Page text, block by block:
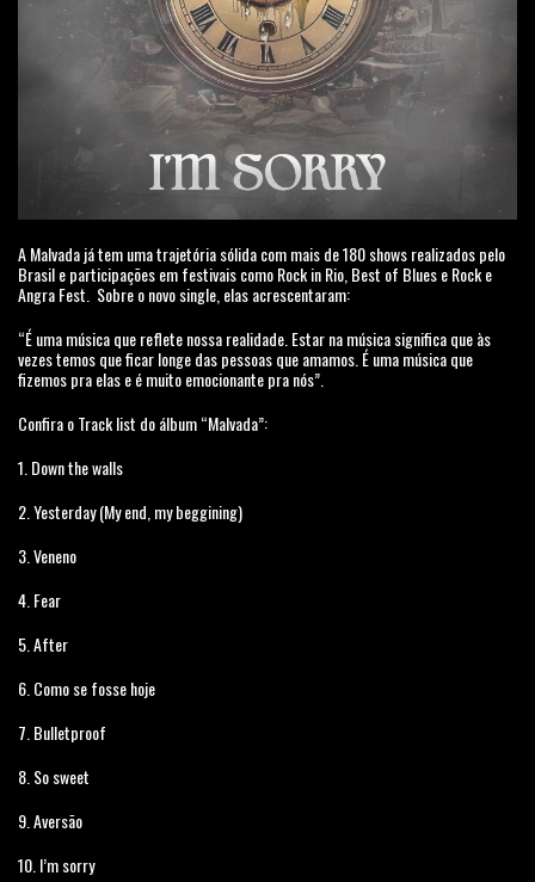
A Malvada já tem uma trajetória sólida com mais de 180 shows realizados pelo
Brasil e participações em festivais como Rock in Rio, Best of Blues e Rock e
Angra Fest. Sobre o novo single, elas acrescentaram:
“É uma música que reflete nossa realidade. Estar na música significa que às
vezes temos que ficar longe das pessoas que amamos. É uma música que
fizemos pra elas e é muito emocionante pra nós”.
Confira o Track list do álbum “Malvada”:
1. Down the walls
2. Yesterday (My end, my beggining)
3. Veneno
4. Fear
5. After
6. Como se fosse hoje
7. Bulletproof
8. So sweet
9. Aversão
10. I’m sorry